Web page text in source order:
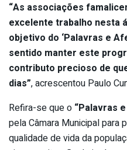
“As associações
excelente trabalho nesta
objetivo do ‘Palavras e
sentido manter este
contributo precioso de
dias”, acrescentou Paulo
Refira-se que o “Palavras
pela Câmara Municipal para
qualidade de vida da